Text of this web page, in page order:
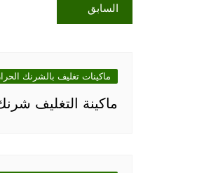
السابق
ماكينات تغليف بالشرنك
ماكينة التغليف